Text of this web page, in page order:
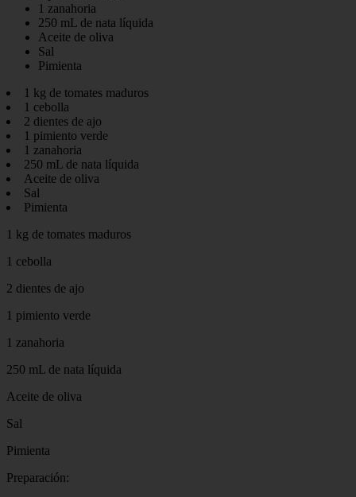
1 zanahoria
250 mL de nata líquida
Aceite de oliva
Sal
Pimienta
1 kg de tomates maduros
1 cebolla
2 dientes de ajo
1 pimiento verde
1 zanahoria
250 mL de nata líquida
Aceite de oliva
Sal
Pimienta
1 kg de tomates maduros
1 cebolla
2 dientes de ajo
1 pimiento verde
1 zanahoria
250 mL de nata líquida
Aceite de oliva
Sal
Pimienta
Preparación: